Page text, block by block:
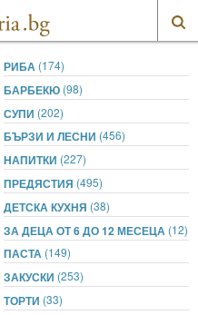
РИБА (174)
БАРБЕКЮ (98)
СУПИ (202)
БЪРЗИ И ЛЕСНИ (456)
НАПИТКИ (227)
ПРЕДЯСТИЯ (495)
ДЕТСКА КУХНЯ (38)
ЗА ДЕЦА ОТ 6 ДО 12 МЕСЕЦА (12)
ПАСТА (149)
ЗАКУСКИ (253)
ТОРТИ (33)